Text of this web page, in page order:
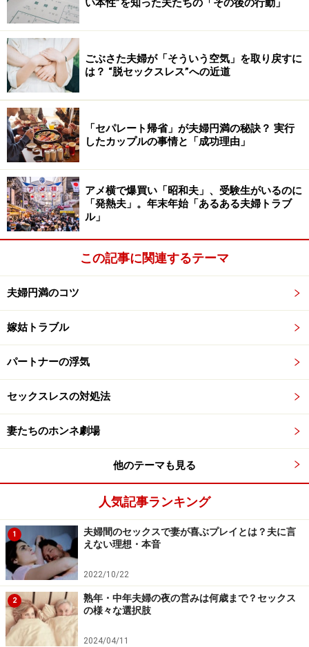
い本性”を知った夫たちの「その後の行動」
ごぶさた夫婦が「そういう空気」を取り戻すに
は？ “脱セックスレス”への近道
「セパレート帰省」が夫婦円満の秘訣？ 実行
したカップルの事情と「成功理由」
アメ横で爆買い「昭和夫」、受験生がいるのに
「発熱夫」。年末年始「あるある夫婦トラブ
ル」
この記事に関連するテーマ
夫婦円満のコツ
嫁姑トラブル
パートナーの浮気
セックスレスの対処法
妻たちのホンネ劇場
他のテーマも見る
人気記事ランキング
1
夫婦間のセックスで妻が喜ぶプレイとは？夫に言
えない理想・本音
2022/10/22
2
熟年・中年夫婦の夜の営みは何歳まで？セックス
の様々な選択肢
2024/04/11